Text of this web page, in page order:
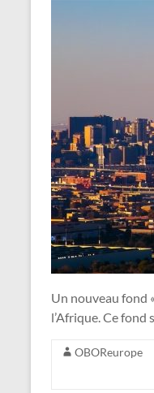
Un nouveau fond
l’Afrique. Ce fond
OBOReurope